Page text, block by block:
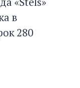
в
280